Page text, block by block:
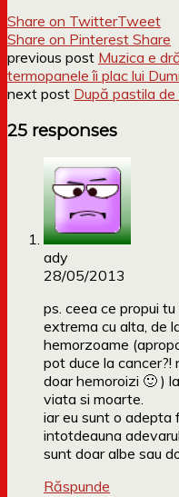
Share on TwitterTweet
Share on Pinterest Share
previous post Muzica e
termopanele îi plac lui
next post După pastila
25 responses
ady
28/05/2013
ps. ceea ce propui
extrema cu alta, de
hemorzoame
pot duce la cancer?!
doar hemoroizi 🙂 )
viata si moarte.
iar eu sunt o adepta
intotdeauna
sunt doar albe sau
Răspunde